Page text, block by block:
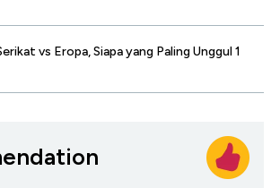
vs Eropa, Siapa yang Paling Unggul 1